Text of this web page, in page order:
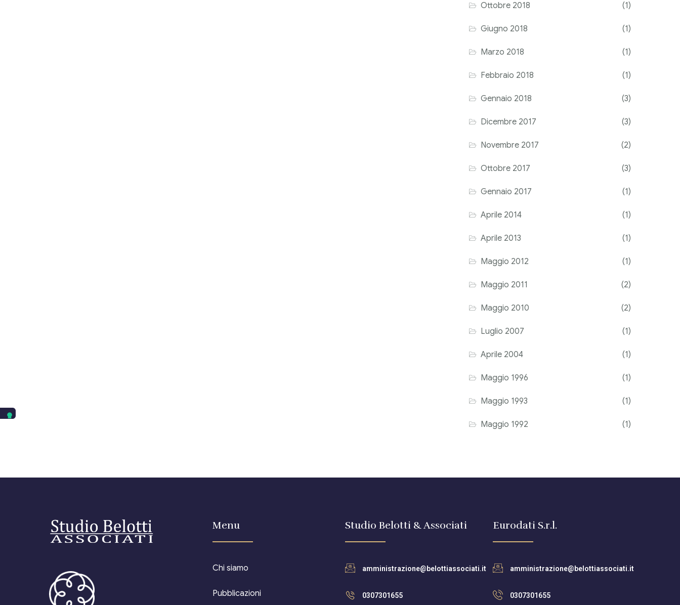
Ottobre 2018 (1)
Giugno 2018 (1)
Marzo 2018 (1)
Febbraio 2018 (1)
Gennaio 2018 (3)
Dicembre 2017 (3)
Novembre 2017 (2)
Ottobre 2017 (3)
Gennaio 2017 (1)
Aprile 2014 (1)
Aprile 2013 (1)
Maggio 2012 (1)
Maggio 2011 (2)
Maggio 2010 (2)
Luglio 2007 (1)
Aprile 2004 (1)
Maggio 1996 (1)
Maggio 1993 (1)
Maggio 1992 (1)
Menu
Chi siamo
Pubblicazioni
Studio Belotti & Associati
amministrazione@belottiassociati.it
0307301655
Eurodati S.r.l.
amministrazione@belottiassociati.it
0307301655